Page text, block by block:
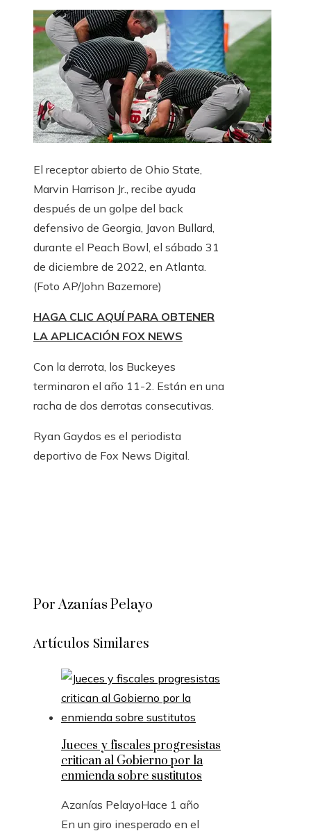
El receptor abierto de Ohio State,
Marvin Harrison Jr., recibe ayuda
después de un golpe del back
defensivo de Georgia, Javon Bullard,
durante el Peach Bowl, el sábado 31
de diciembre de 2022, en Atlanta.
(Foto AP/John Bazemore)
HAGA CLIC AQUÍ PARA OBTENER
LA APLICACIÓN FOX NEWS
Con la derrota, los Buckeyes
terminaron el año 11-2. Están en una
racha de dos derrotas consecutivas.
Ryan Gaydos es el periodista
deportivo de Fox News Digital.
Por Azanías Pelayo
Artículos Similares
Jueces y fiscales progresistas
critican al Gobierno por la
enmienda sobre sustitutos
Azanías PelayoHace 1 año
En un giro inesperado en el